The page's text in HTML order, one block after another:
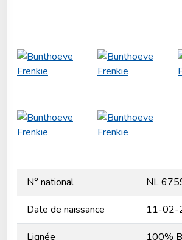
N° national NL
Date de naissance 11-02-
Lignée 100%